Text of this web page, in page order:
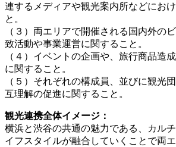
連するメディアや観光案内所などにお
と。
（３）両エリアで開催される国内外の
致活動や事業運営に関すること。
（４）イベントの企画や、旅行商品造
に関すること。
（５）それぞれの構成員、並びに観光
互理解の促進に関すること。
観光連携全体イメージ：
横浜と渋谷の共通の魅力である、カル
イフスタイルが融合していくことで両